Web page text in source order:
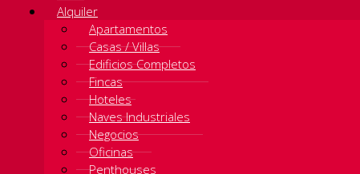
Alquiler
Apartamentos
Casas / Villas
Edificios Completos
Fincas
Hoteles
Naves Industriales
Negocios
Oficinas
Penthouses